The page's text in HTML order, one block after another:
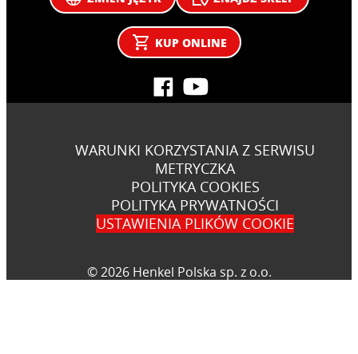
KUP ONLINE
WARUNKI KORZYSTANIA Z SERWISU
METRYCZKA
POLITYKA COOKIES
POLITYKA PRYWATNOŚCI
USTAWIENIA PLIKÓW COOKIE
© 2026 Henkel Polska sp. z o.o.